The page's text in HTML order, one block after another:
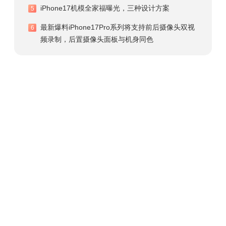
5 iPhone17机模全家福曝光，三种设计方案
6
最新爆料iPhone17Pro系列将支持前后摄像头双视
频录制，后置摄像头面板与机身同色